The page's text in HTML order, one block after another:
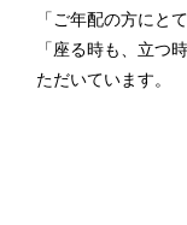
「ご年配の方にと
「座る時も、立つ
ただいています。